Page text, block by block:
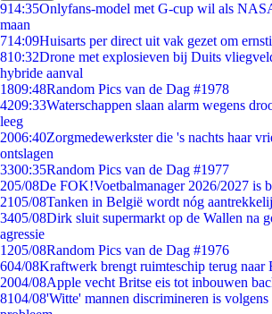
914:35Onlyfans-model met G-cup wil als
maan
714:09Huisarts per direct uit vak gezet om
810:32Drone met explosieven bij Duits
hybride aanval
1809:48Random Pics van de Dag #1978
4209:33Waterschappen slaan alarm wegens
leeg
2006:40Zorgmedewerkster die 's nachts haar
ontslagen
3300:35Random Pics van de Dag #1977
205/08De FOK!Voetbalmanager 2026/2027 is
2105/08Tanken in België wordt nóg
3405/08Dirk sluit supermarkt op de Wallen na
agressie
1205/08Random Pics van de Dag #1976
604/08Kraftwerk brengt ruimteschip terug naar
2004/08Apple vecht Britse eis tot inbouwen
8104/08'Witte' mannen discrimineren is